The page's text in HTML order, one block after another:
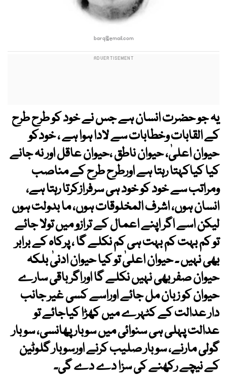
barq@email.com
یہ جو حضرت انسان ہے جس نے خود کو طرح طرح
کے القابات وخطابات سے لادا ہوا ہے ، خودکو
حیوان اعلیٰ، حیوان ناطق ،حیوان عاقل اور نہ جانے
کیا کیاکہتا رہتا ہے اورطرح طرح کے مناصب
ومراتب سے خود کو خود ہی سرفرازکرتا رہتا ہے،
انسان ہوں، اشرف المخلوقات ہوں، ما بدولت ہوں
لیکن اسے اگر اپنے اعمال کے ترازو میں تولا جائے
تو کم بہت کم بہت ہی کم نکلے گا ، پرکاہ کے برابر
بھی نہیں ۔ حیوان اعلیٰ تو کیا حیوان ادنیٰ بلکہ
حیوان صفر بھی نہیں نکلے گا اوراگر باقی سارے
حیوان کو زبان مل جائے اوراسے کسی غیر جانب
دار عدالت کے کٹہرے میں کھڑا کیاجائے تو
عدالت پہلی ہی سنوائی میں سوبار پھانسی، سو بار
گولی مارنے، سو بار صلیب کرنے اورسوبار گلوٹین
کے نیچے رکھنے کی سزا دے دے گی۔